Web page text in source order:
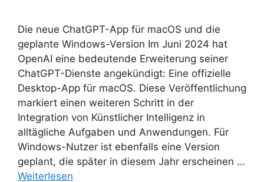
Die neue ChatGPT-App für macOS und die
geplante Windows-Version Im Juni 2024 hat
OpenAI eine bedeutende Erweiterung seiner
ChatGPT-Dienste angekündigt: Eine offizielle
Desktop-App für macOS. Diese Veröffentlichung
markiert einen weiteren Schritt in der
Integration von Künstlicher Intelligenz in
alltägliche Aufgaben und Anwendungen. Für
Windows-Nutzer ist ebenfalls eine Version
geplant, die später in diesem Jahr erscheinen …
Weiterlesen